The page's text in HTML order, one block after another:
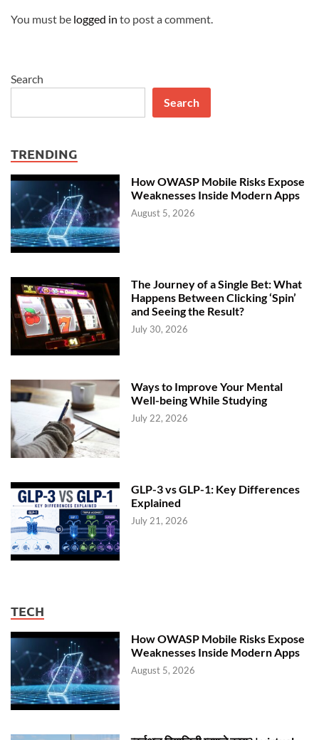
You must be logged in to post a comment.
Search
Search
TRENDING
How OWASP Mobile Risks Expose
Weaknesses Inside Modern Apps
August 5, 2026
The Journey of a Single Bet: What
Happens Between Clicking ‘Spin’
and Seeing the Result?
July 30, 2026
Ways to Improve Your Mental
Well-being While Studying
July 22, 2026
GLP-3 vs GLP-1: Key Differences
Explained
July 21, 2026
TECH
How OWASP Mobile Risks Expose
Weaknesses Inside Modern Apps
August 5, 2026